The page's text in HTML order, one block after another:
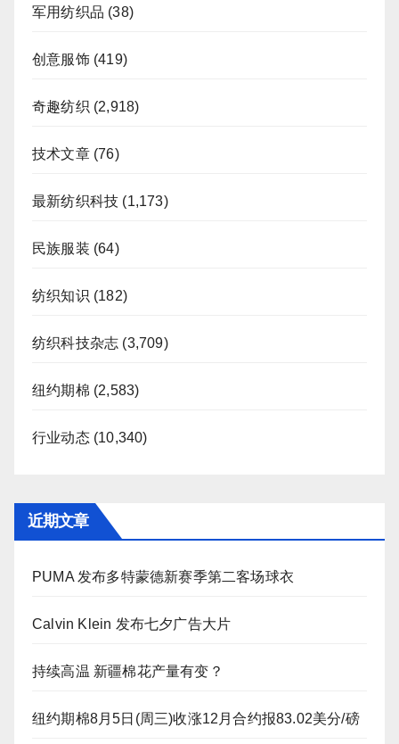
军用纺织品 (38)
创意服饰(419)
奇趣纺织 (2,918)
技术文章(76)
最新纺织科技 (1,173)
民族服装 (64)
纺织知识 (182)
纺织科技杂志 (3,709)
纽约期棉 (2,583)
行业动态(10,340)
近期文章
PUMA 发布多特蒙德新赛季第二客场球衣
Calvin Klein 发布七夕广告大片
持续高温 新疆棉花产量有变？
纽约期棉8月5日(周三)收涨12月合约报83.02美分/磅